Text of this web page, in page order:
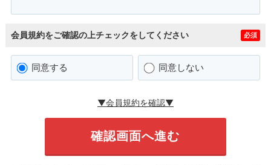
会員規約をご確認の上チェックをしてください 必須
同意する 同意しない
▼会員規約を確認▼